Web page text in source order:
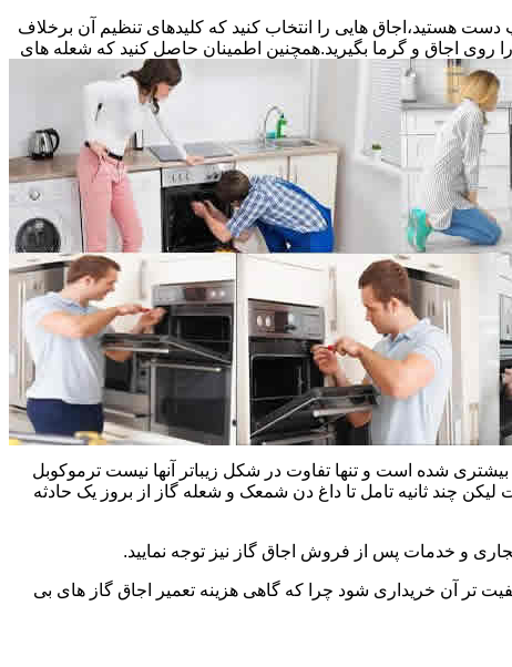
هستید،اجاق هایی را انتخاب کنید که کلیدهای تنظیم آن برخلاف
روی اجاق و گرما بگیرید.همچنین اطمینان حاصل کنید که شعله های
شده است و تنها تفاوت در شکل زیباتر آنها نیست ترموکوبل
چند ثانیه تامل تا داغ دن شمعک و شعله گاز از بروز یک حادثه
و خدمات پس از فروش اجاق گاز نیز توجه نمایید.
تر آن خریداری شود چرا که گاهی هزینه تعمیر اجاق گاز های بی